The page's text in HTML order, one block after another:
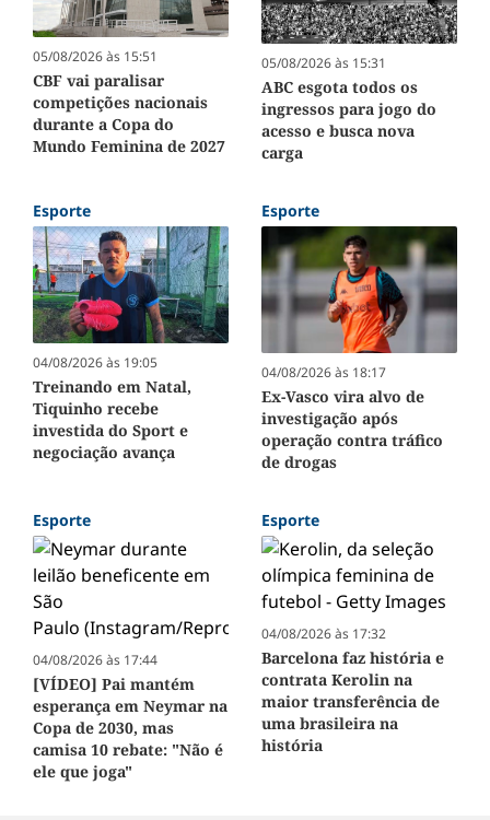
05/08/2026 às 15:51
CBF vai paralisar
competições nacionais
durante a Copa do
Mundo Feminina de 2027
05/08/2026 às 15:31
ABC esgota todos os
ingressos para jogo do
acesso e busca nova
carga
Esporte
04/08/2026 às 19:05
Treinando em Natal,
Tiquinho recebe
investida do Sport e
negociação avança
Esporte
04/08/2026 às 18:17
Ex-Vasco vira alvo de
investigação após
operação contra tráfico
de drogas
Esporte
04/08/2026 às 17:44
[VÍDEO] Pai mantém
esperança em Neymar na
Copa de 2030, mas
camisa 10 rebate: "Não é
ele que joga"
Esporte
04/08/2026 às 17:32
Barcelona faz história e
contrata Kerolin na
maior transferência de
uma brasileira na
história